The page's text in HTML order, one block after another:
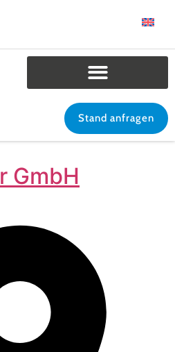
Stand anfragen
GmbH